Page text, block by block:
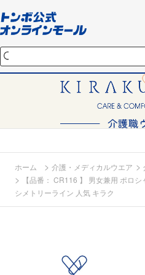
ホーム > 介護・メディカルウエア >
>
【品番： CR116 】 男女兼用 ポロ
シメトリーライン 人気 キラク